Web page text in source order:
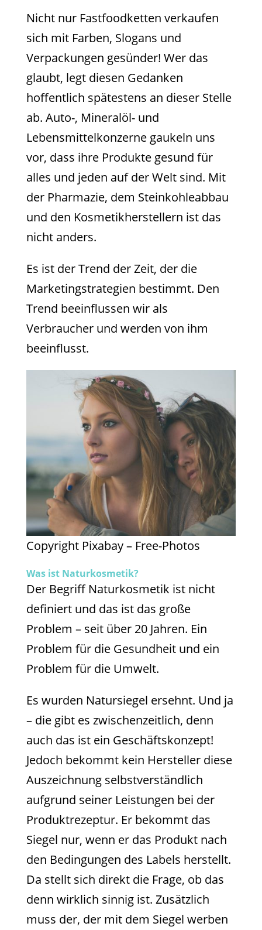
Nicht nur Fastfoodketten verkaufen
sich mit Farben, Slogans und
Verpackungen gesünder! Wer das
glaubt, legt diesen Gedanken
hoffentlich spätestens an dieser Stelle
ab. Auto-, Mineralöl- und
Lebensmittelkonzerne gaukeln uns
vor, dass ihre Produkte gesund für
alles und jeden auf der Welt sind. Mit
der Pharmazie, dem Steinkohleabbau
und den Kosmetikherstellern ist das
nicht anders.
Es ist der Trend der Zeit, der die
Marketingstrategien bestimmt. Den
Trend beeinflussen wir als
Verbraucher und werden von ihm
beeinflusst.
Copyright Pixabay – Free-Photos
Was ist Naturkosmetik?
Der Begriff Naturkosmetik ist nicht
definiert und das ist das große
Problem – seit über 20 Jahren. Ein
Problem für die Gesundheit und ein
Problem für die Umwelt.
Es wurden Natursiegel ersehnt. Und ja
– die gibt es zwischenzeitlich, denn
auch das ist ein Geschäftskonzept!
Jedoch bekommt kein Hersteller diese
Auszeichnung selbstverständlich
aufgrund seiner Leistungen bei der
Produktrezeptur. Er bekommt das
Siegel nur, wenn er das Produkt nach
den Bedingungen des Labels herstellt.
Da stellt sich direkt die Frage, ob das
denn wirklich sinnig ist. Zusätzlich
muss der, der mit dem Siegel werben